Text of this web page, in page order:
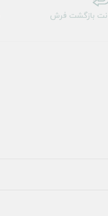
بازگشت فرش